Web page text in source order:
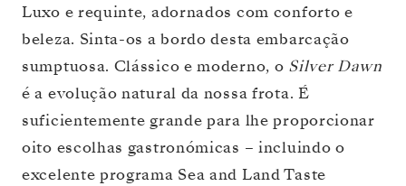
Luxo e requinte, adornados com conforto e
beleza. Sinta-os a bordo desta embarcação
sumptuosa. Clássico e moderno, o Silver Dawn
é a evolução natural da nossa frota. É
suficientemente grande para lhe proporcionar
oito escolhas gastronómicas – incluindo o
excelente programa Sea and Land Taste